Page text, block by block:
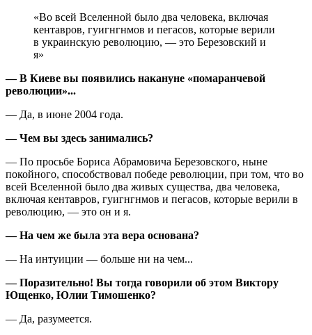
«Во всей Вселенной было два человека, включая
кентавров, гуигнгнмов и пегасов, которые верили
в украинскую революцию, — это Березовский и
я»
— В Киеве вы появились накануне «по­маранчевой
революции»...
— Да, в июне 2004 года.
— Чем вы здесь занимались?
— По просьбе Бориса Абрамовича Березовского, ныне
покойного, способствовал победе революции, при том, что во
всей Вселенной было два живых существа, два человека,
включая кентавров, гуигнгнмов и пегасов, которые верили в
революцию, — это он и я.
— На чем же была эта вера основана?
— На интуиции — больше ни на чем...
— Поразительно! Вы тогда говорили об этом Виктору
Ющенко, Юлии Тимошенко?
— Да, разумеется.